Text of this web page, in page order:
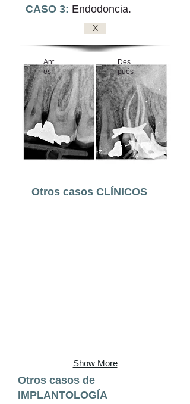
CASO 3: Endodoncia.
X
Ant
es
Des
pués
Otros casos CLÍNICOS
Show More
Otros casos de
IMPLANTOLOGÍA